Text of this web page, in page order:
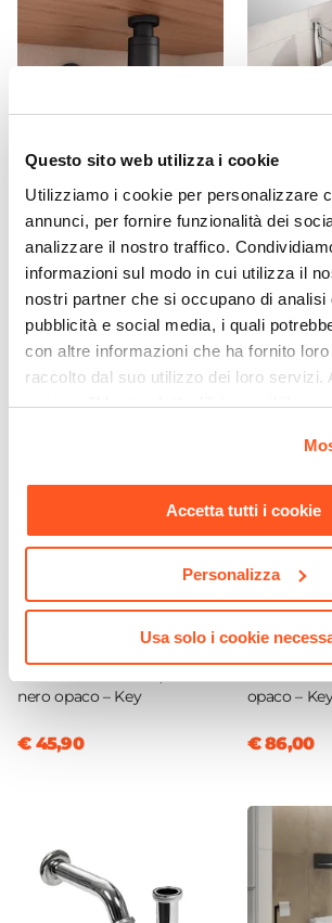
Questo sito web utilizza i cookie
Utilizziamo i cookie per personalizzare
annunci, per fornire funzionalità dei
analizzare il nostro traffico.
informazioni sul modo in cui utilizza il
nostri partner che si occupano di analisi
pubblicità e social media, i quali
con altre informazioni che ha fornito
raccolto dal suo utilizzo dei loro servizi.
sezione "Mostra dettagli" è possibile
momento. Per maggiori informazioni si
nostraCookie Policy.
Accetta tutti i cookie
Personalizza
Usa solo i cookie
Metallo
Assemblato
Sì
Colore
Rovere acero
Caratteristiche
Lavorazione cannettata|
aperta
Caratteristiche Lavabo
Lavabo
Non incluso
Non incluso
Caratteristiche Specchio
Non inclusa
Sifone di scarico universale
per lavabi appoggio o
sospesi in ottone nero
opaco
€ 31,00
Lavabo
49x35 cm
bianco
€ 72,00
nero opaco – Key
€ 45,90
CODICE:
opaco –
€ 86,00